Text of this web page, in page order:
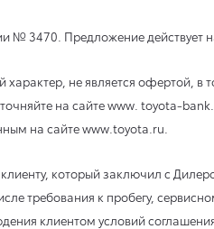
№ 3470. Предложение действует
не является офертой, в
на сайте www. toyota-
на сайте www.toyota.ru.
который заключил с
требования к пробегу,
клиентом условий